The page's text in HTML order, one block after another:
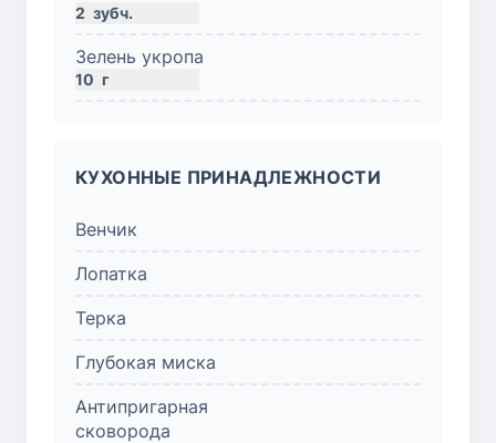
2 зубч.
Зелень укропа
10 г
КУХОННЫЕ ПРИНАДЛЕЖНОСТИ
Венчик
Лопатка
Терка
Глубокая миска
Антипригарная
сковорода